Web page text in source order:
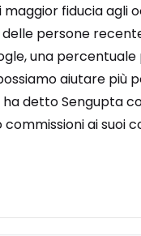
fiducia agli
delle persone
una
aiutare più
ha detto Sengupta
ai suoi